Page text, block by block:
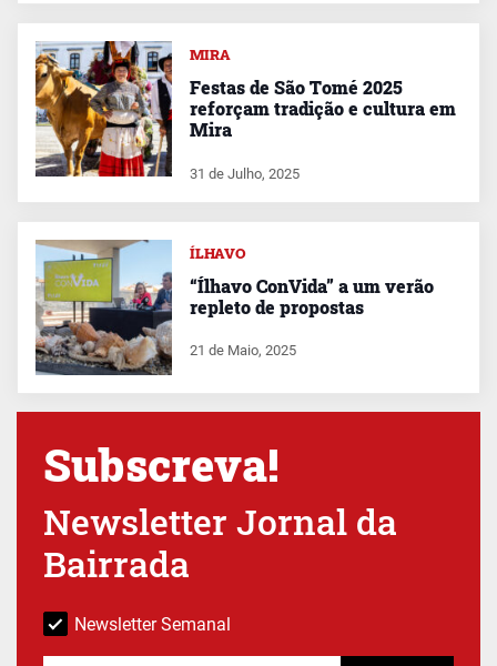
MIRA
Festas de São Tomé 2025
reforçam tradição e cultura em
Mira
31 de Julho, 2025
ÍLHAVO
“Ílhavo ConVida” a um verão
repleto de propostas
21 de Maio, 2025
Subscreva!
Newsletter Jornal da
Bairrada
Newsletter Semanal